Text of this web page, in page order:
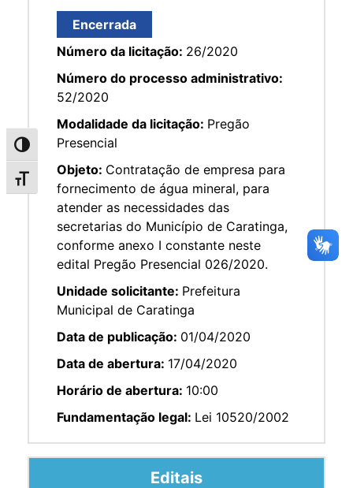
Alternar alto contraste
Alternar tamanho da fonte
Encerrada
Número da licitação: 26/2020
Número do processo administrativo:
52/2020
Modalidade da licitação: Pregão
Presencial
Objeto: Contratação de empresa para
fornecimento de água mineral, para
atender as necessidades das
secretarias do Município de Caratinga,
conforme anexo I constante neste
edital Pregão Presencial 026/2020.
Unidade solicitante: Prefeitura
Municipal de Caratinga
Data de publicação: 01/04/2020
Data de abertura: 17/04/2020
Horário de abertura: 10:00
Fundamentação legal: Lei 10520/2002
Editais